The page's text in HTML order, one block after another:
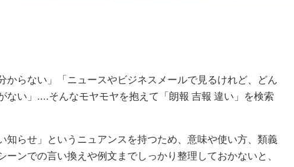
からない」「ニュースやビジネスメールで見るけれど、どん
ない」....そんなモヤモヤを抱えて「朗報 吉報 違い」を検索
知らせ」というニュアンスを持つため、意味や使い方、類義
ンでの言い換えや例文までしっかり整理しておかないと、